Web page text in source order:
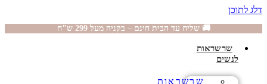
דלג לתוכן
🚚 שליח עד הבית חינם – בקניה מעל 299 ש"ח
שרשראות
לנשים
שרשראות